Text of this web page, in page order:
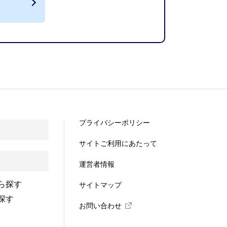
探す
す
プライバシーポリシー
サイトご利用にあたって
運営者情報
サイトマップ
お問い合わせ